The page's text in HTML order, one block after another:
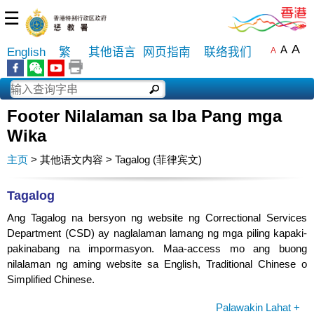
☰
English 繁 其他语言 网页指南 联络我们 A A A
Footer Nilalaman sa Iba Pang mga
Wika
主页 > 其他语文内容 > Tagalog (菲律宾文)
Tagalog
Ang Tagalog na bersyon ng website ng Correctional Services
Department (CSD) ay naglalaman lamang ng mga piling kapaki-
pakinabang na impormasyon. Maa-access mo ang buong
nilalaman ng aming website sa English, Traditional Chinese o
Simplified Chinese.
Palawakin Lahat +